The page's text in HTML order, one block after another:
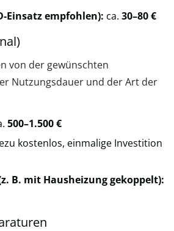
Einsatz empfohlen): ca. 30–80 €
von der gewünschten
Nutzungsdauer und der Art der
500–1.500 €
kostenlos, einmalige Investition
B. mit Hausheizung gekoppelt):